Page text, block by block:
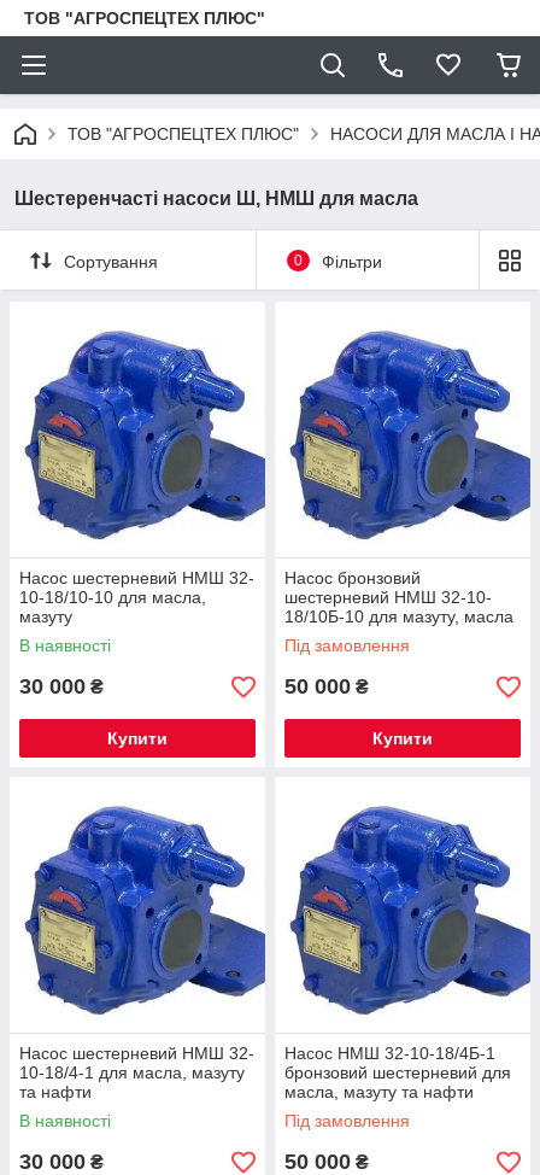
ТОВ "АГРОСПЕЦТЕХ ПЛЮС"
ТОВ "АГРОСПЕЦТЕХ ПЛЮС" НАСОСИ ДЛЯ МАСЛА І
Шестеренчасті насоси Ш, НМШ для масла
Сортування 0 Фільтри
Насос шестерневий НМШ 32-
10-18/10-10 для масла,
мазуту
В наявності
30 000 ₴
Купити
Насос бронзовий
шестерневий НМШ 32-10-
18/10Б-10 для мазуту, масла
і нафти
Під замовлення
50 000 ₴
Купити
Насос шестерневий НМШ 32-
10-18/4-1 для масла, мазуту
та нафти
В наявності
30 000 ₴
Насос НМШ 32-10-18/4Б-1
бронзовий шестерневий для
масла, мазуту та нафти
Під замовлення
50 000 ₴